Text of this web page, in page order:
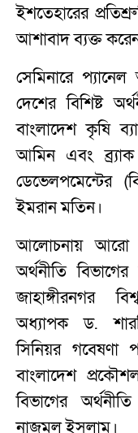
ইশতেহারের
আশাবাদ ব্যক্ত করেন
সেমিনারে
দেশের বিশিষ্ট
বাংলাদেশ কৃষি
আমিন এবং ব্র্যাক
ডেভেলপমেন্টের
ইমরান মতিন।
আলোচনায় আরো
অর্থনীতি
জাহাঙ্গীরনগর
অধ্যাপক ড.
সিনিয়র
বাংলাদেশ
বিভাগের
নাজমুল ইসলাম।